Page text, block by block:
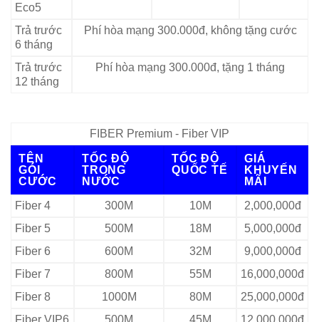
Eco5
Trả trước
6 tháng
Phí hòa mạng 300.000đ, không tặng cước
Trả trước
12 tháng
Phí hòa mạng 300.000đ, tặng 1 tháng
FIBER Premium - Fiber VIP
TÊN
GÓI
CƯỚC
TỐC ĐỘ
TRONG
NƯỚC
TỐC ĐỘ
QUỐC TẾ
GIÁ
KHUYẾN
MÃI
Fiber 4
300M 10M
2,000,000đ
Fiber 5
500M 18M
5,000,000đ
Fiber 6
600M 32M
9,000,000đ
Fiber 7
800M 55M
16,000,000đ
Fiber 8
1000M 80M
25,000,000đ
Fiber VIP6
500M 45M 12,000,000đ